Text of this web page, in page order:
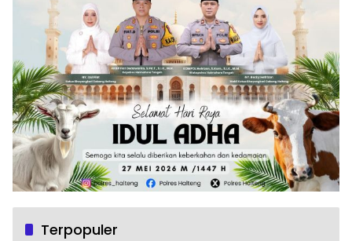
Terpopuler